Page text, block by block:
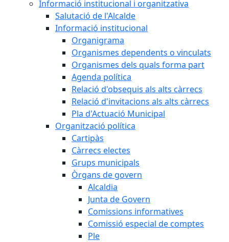
Informació institucional i organitzativa
Salutació de l'Alcalde
Informació institucional
Organigrama
Organismes dependents o vinculats
Organismes dels quals forma part
Agenda política
Relació d'obsequis als alts càrrecs
Relació d'invitacions als alts càrrecs
Pla d'Actuació Municipal
Organització política
Cartipàs
Càrrecs electes
Grups municipals
Òrgans de govern
Alcaldia
Junta de Govern
Comissions informatives
Comissió especial de comptes
Ple